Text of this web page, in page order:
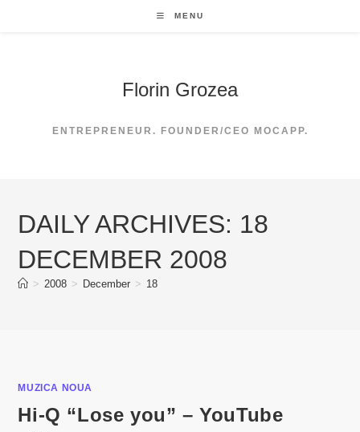
MENU
Florin Grozea
ENTREPRENEUR. FOUNDER/CEO MOCAPP.
DAILY ARCHIVES: 18
DECEMBER 2008
> 2008 > December > 18
MUZICA NOUA
Hi-Q “Lose you” – YouTube